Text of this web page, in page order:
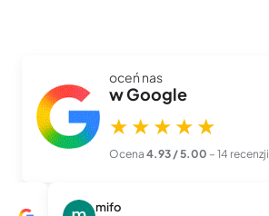
oceń nas
w Google
★★★★★
Ocena 4.93 / 5.00 – 14 recenzji
mifo